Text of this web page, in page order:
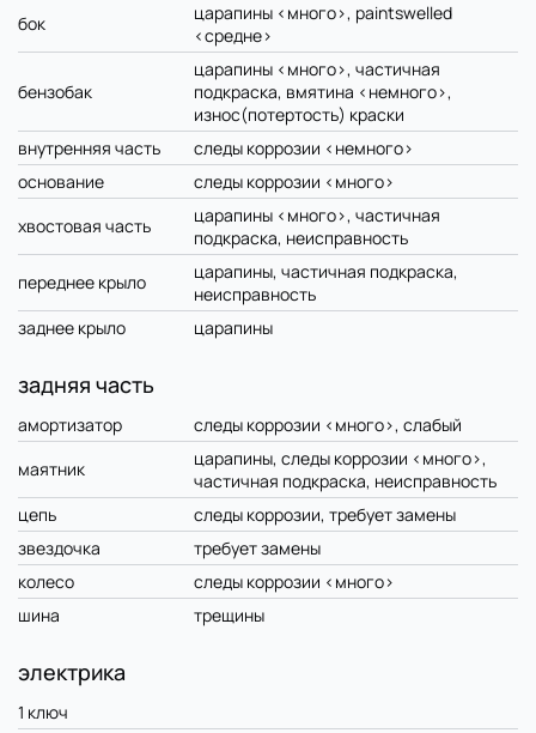
бок
царапины <много>, paintswelled
<средне>
бензобак
царапины <много>, частичная
подкраска, вмятина <немного>,
износ(потертость) краски
внутренняя часть
следы коррозии <немного>
основание
следы коррозии <много>
хвостовая часть
царапины <много>, частичная
подкраска, неисправность
переднее крыло
царапины, частичная подкраска,
неисправность
заднее крыло
царапины
задняя часть
амортизатор
следы коррозии <много>, слабый
маятник
царапины, следы коррозии <много>,
частичная подкраска, неисправность
цепь
следы коррозии, требует замены
звездочка
требует замены
колесо
следы коррозии <много>
шина
трещины
электрика
1 ключ